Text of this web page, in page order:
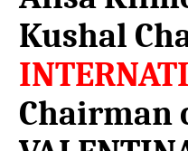
Kushal
Chairman